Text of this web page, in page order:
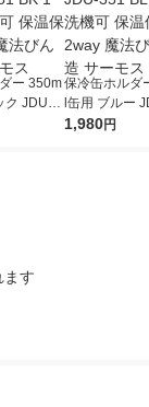
ー 350m
ク JDU-3
洗機可
保冷缶ホルダ
l缶用 ブルー
BL 1個 食洗
1,980円
ます